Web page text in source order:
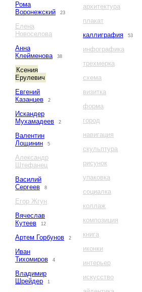
Рома
Воронежский
23
Елена
Новоселова
Анна
Клейменова
38
Ксения
Ерулевич
Евгений
Казанцев
2
Искандер
Мухамадеев
2
Валентин
Лощинин
5
Александр
Штефанец
Василий
Сергеев
8
Егор Жгун
Вячеслав
Кутеев
12
Артем Горбунов 2
Иван
Тихомиров
4
Владимир
Шрейдер
1
архитектура
плакат
каллиграфия
53
инфографика
трехмерка
схема
визитка
форма
город
навигация
скульптура
рисунок
упаковка
социалка
коллаж
композиция
книга
иконки
интерьер
искусство